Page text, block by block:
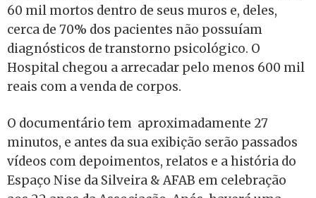
60 mil mortos dentro de seus muros e, deles,
cerca de 70% dos pacientes não possuíam
diagnósticos de transtorno psicológico. O
Hospital chegou a arrecadar pelo menos 600 mil
reais com a venda de corpos.
O documentário tem aproximadamente 27
minutos, e antes da sua exibição serão passados
vídeos com depoimentos, relatos e a história do
Espaço Nise da Silveira & AFAB em celebração